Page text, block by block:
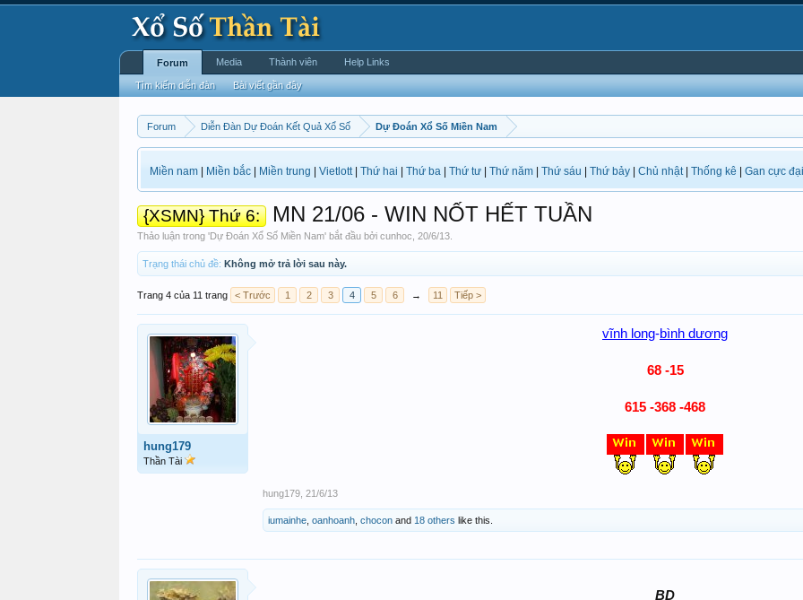
Forum Diễn Đàn Dự Đoán Kết Quả Xổ Số Dự Đoán Xổ Số Miền Nam
Miền nam Miền bắc Miền trung Vietlott| Thứ hai Thứ ba Thứ tư Thứ năm Thứ sáu Thứ bảy Chủ nhật| Thống kê Gan cực đại
{XSMN} Thứ 6: MN 21/06 - WIN NỐT HẾT TUẦN
Thảo luận trong 'Dự Đoán Xổ Số Miền Nam' bắt đầu bởi cunhoc 20/6/13
Trạng thái chủ đề: Không mở trả lời sau này.
Trang 4 của 11 trang < Trước 1 2 3 4 5 6 → 11 Tiếp >
hung179
Thần Tài
vĩnh long-bình dương
68 -15
615 -368 -468
hung179 21/6/13
iumainhe oanhoanh chocon and 18 others like this.
BD
Forum
Tìm kiếm diễn đàn Bài viết gần đây
Media Thành viên Help Links